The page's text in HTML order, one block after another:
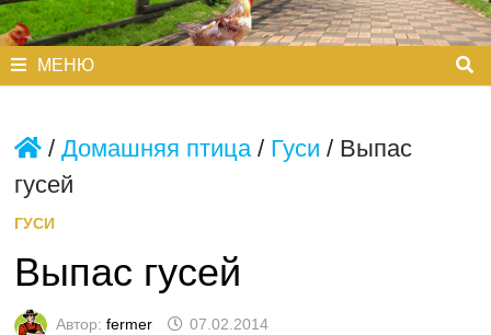
МЕНЮ
/ Домашняя птица/ Гуси / Выпас
гусей
ГУСИ
Выпас гусей
Автор: fermer 07.02.2014